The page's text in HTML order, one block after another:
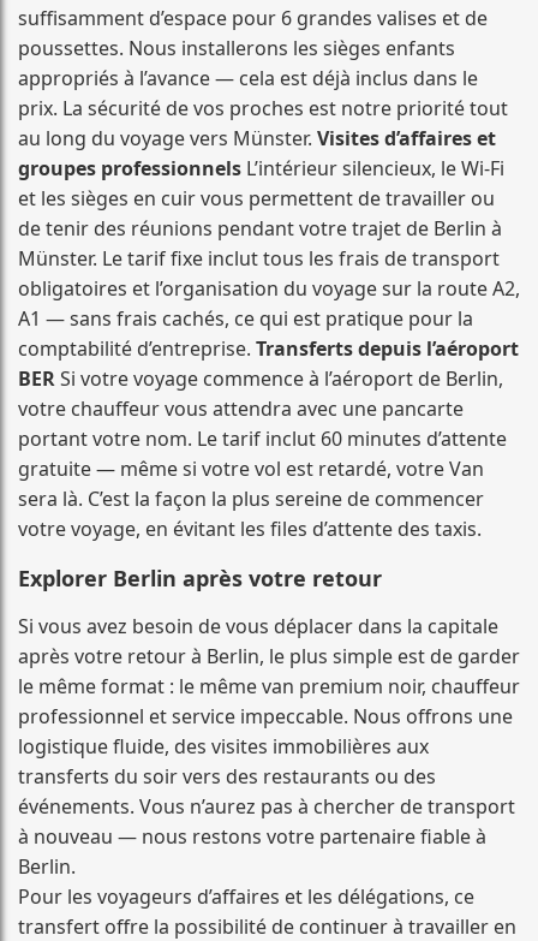
suffisamment d’espace pour 6 grandes valises et de
poussettes. Nous installerons les sièges enfants
appropriés à l’avance — cela est déjà inclus dans le
prix. La sécurité de vos proches est notre priorité tout
au long du voyage vers Münster. Visites d’affaires et
groupes professionnels L’intérieur silencieux, le Wi-Fi
et les sièges en cuir vous permettent de travailler ou
de tenir des réunions pendant votre trajet de Berlin à
Münster. Le tarif fixe inclut tous les frais de transport
obligatoires et l’organisation du voyage sur la route A2,
A1 — sans frais cachés, ce qui est pratique pour la
comptabilité d’entreprise. Transferts depuis l’aéroport
BERSi votre voyage commence à l’aéroport de Berlin,
votre chauffeur vous attendra avec une pancarte
portant votre nom. Le tarif inclut 60 minutes d’attente
gratuite — même si votre vol est retardé, votre Van
sera là. C’est la façon la plus sereine de commencer
votre voyage, en évitant les files d’attente des taxis.
Explorer Berlin après votre retour
Si vous avez besoin de vous déplacer dans la capitale
après votre retour à Berlin, le plus simple est de garder
le même format : le même van premium noir, chauffeur
professionnel et service impeccable. Nous offrons une
logistique fluide, des visites immobilières aux
transferts du soir vers des restaurants ou des
événements. Vous n’aurez pas à chercher de transport
à nouveau — nous restons votre partenaire fiable à
Berlin.
Pour les voyageurs d’affaires et les délégations, ce
transfert offre la possibilité de continuer à travailler en